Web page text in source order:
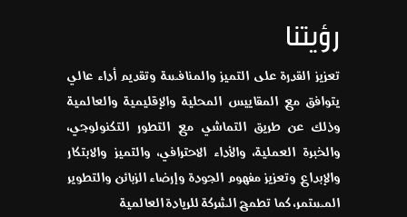
رؤيتنا
تعزيز القدرة على التميز والمنافسة وتقديم أداء عالي
يتوافق مع المقاييس المحلية والإقليمية والعالمية
وذلك عن طريق التماشي مع التطور التكنولوجي،
والخبرة العملية، والأداء الاحترافي، والتميز والابتكار
والإبداع وتعزيز مفهوم الجودة وإرضاء الزبائن والتطوير
المستمر، كما تطمح الشركة للريادة العالمية